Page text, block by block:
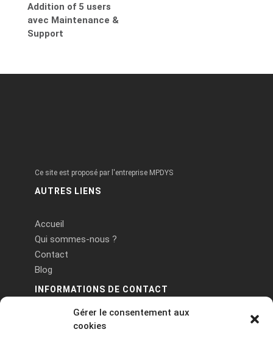
Gérer le consentement aux
cookies
Addition of 5 users
avec Maintenance &
Support
Ce site est proposé par l'entreprise MPDYS
AUTRES LIENS
Accueil
Qui sommes-nous ?
Contact
Blog
INFORMATIONS DE CONTACT
PA Keneach Ouest - 5 rue de Belle-Île - 56400